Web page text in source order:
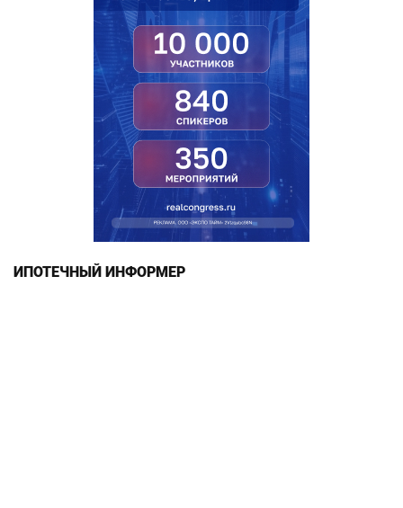
ИПОТЕЧНЫЙ ИНФОРМЕР